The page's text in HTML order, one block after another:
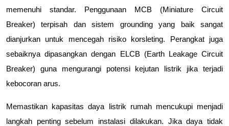
memenuhi standar. Penggunaan MCB (Miniature Circuit
Breaker) terpisah dan sistem grounding yang baik sangat
dianjurkan untuk mencegah risiko korsleting. Perangkat juga
sebaiknya dipasangkan dengan ELCB (Earth Leakage Circuit
Breaker) guna mengurangi potensi kejutan listrik jika terjadi
kebocoran arus.
Memastikan kapasitas daya listrik rumah mencukupi menjadi
langkah penting sebelum instalasi dilakukan. Jika daya tidak